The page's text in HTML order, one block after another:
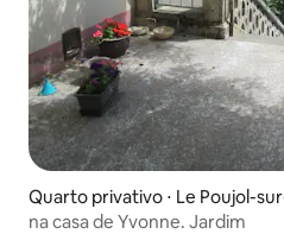
Quarto privativo ⋅ Le Poujol-
na casa de Yvonne. Jardim